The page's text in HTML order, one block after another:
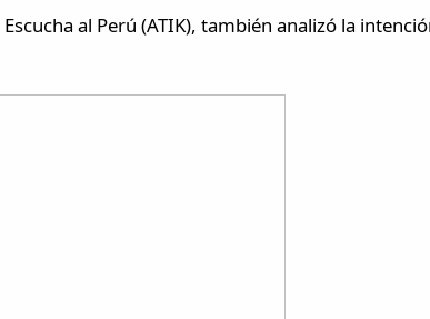
al Perú (ATIK), también analizó la